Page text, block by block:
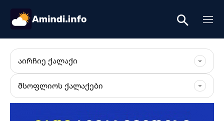
ᲐᲘᲠᲩᲘᲔ ᲥᲐᲚᲐᲥᲘ
ᲛᲡᲝᲤᲚᲘᲝᲡ ᲥᲐᲚᲐᲥᲔᲑᲘ